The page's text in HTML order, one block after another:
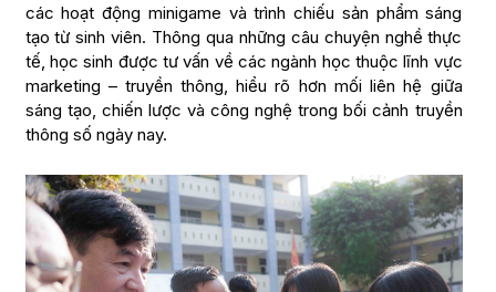
các hoạt động minigame và trình chiếu sản phẩm sáng
tạo từ sinh viên. Thông qua những câu chuyện nghề thực
tế, học sinh được tư vấn về các ngành học thuộc lĩnh vực
marketing – truyền thông, hiểu rõ hơn mối liên hệ giữa
sáng tạo, chiến lược và công nghệ trong bối cảnh truyền
thông số ngày nay.